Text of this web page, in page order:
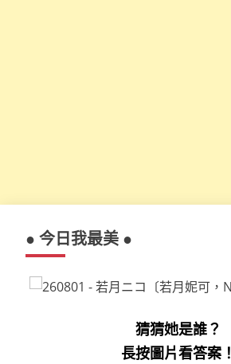
● 今日我最美 ●
猜猜她是誰？
長按圖片看答案！